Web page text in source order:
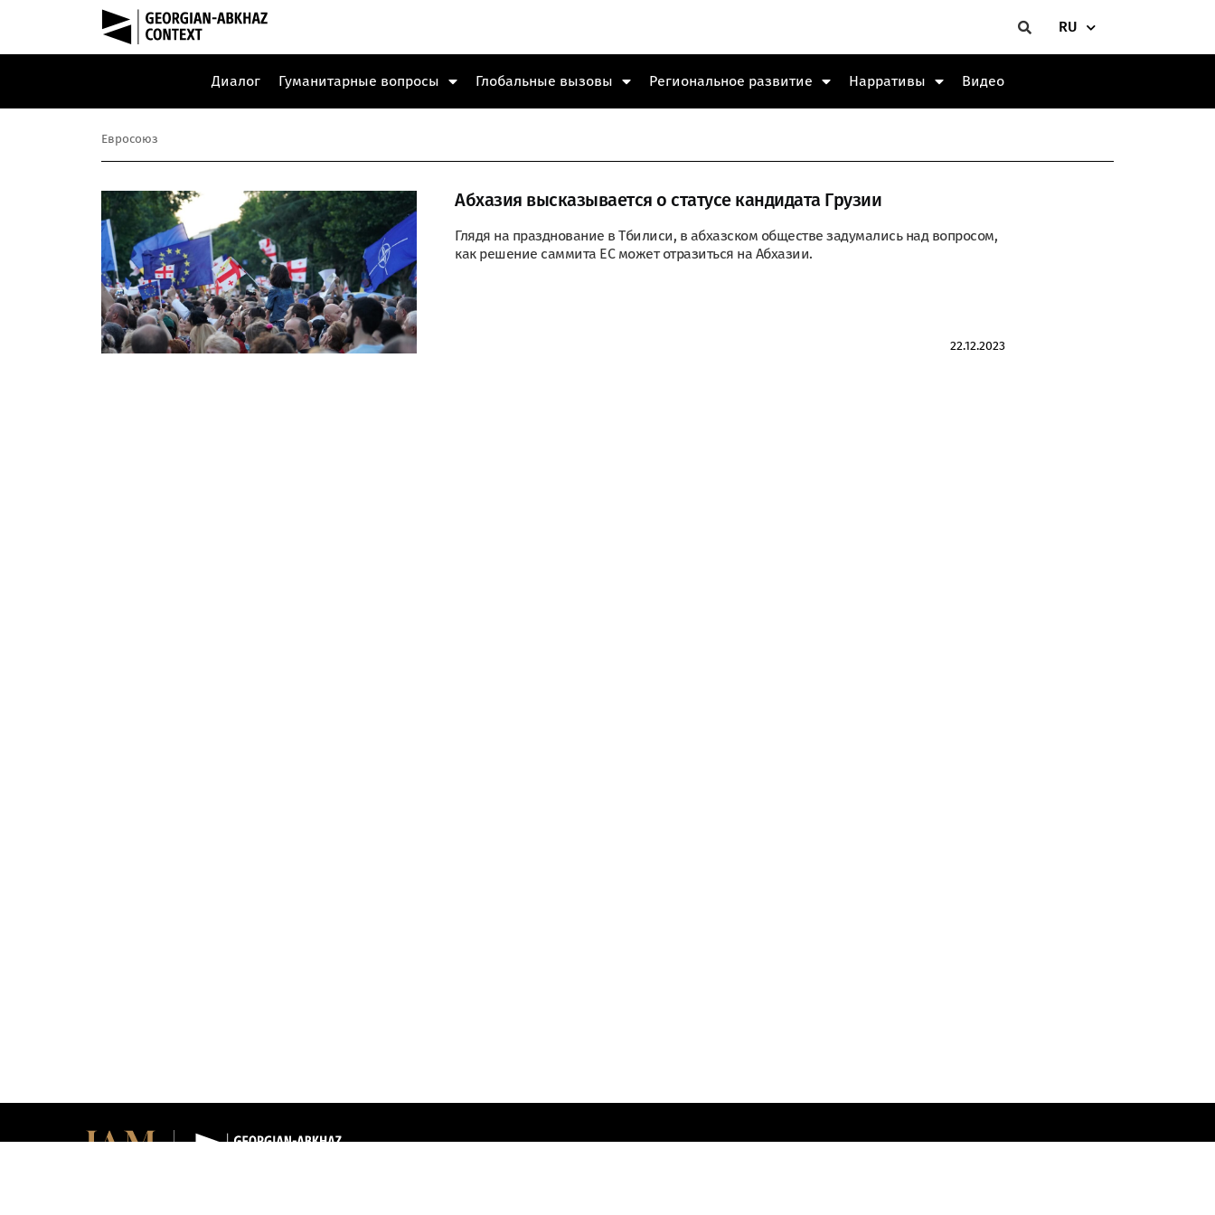
RU
Диалог Гуманитарные вопросы Глобальные вызовы Региональное развитие Нарративы Видео
Евросоюз
Абхазия высказывается о статусе кандидата Грузии
Глядя на празднование в Тбилиси, в абхазском обществе задумались над вопросом,
как решение саммита ЕС может отразиться на Абхазии.
22.12.2023